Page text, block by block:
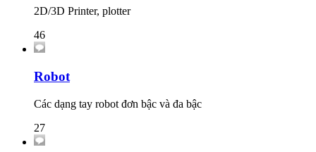
2D/3D Printer, plotter
46
Robot
Các dạng tay robot đơn bậc và đa bậc
27